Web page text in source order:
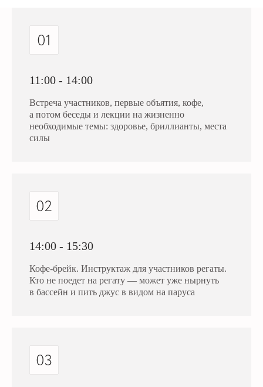
11:00 - 14:00
Встреча участников, первые объятия, кофе,
а потом беседы и лекции на жизненно
необходимые темы: здоровье, бриллианты, места
силы
14:00 - 15:30
Кофе-брейк. Инструктаж для участников регаты.
Кто не поедет на регату — может уже нырнуть
в бассейн и пить джус в видом на паруса